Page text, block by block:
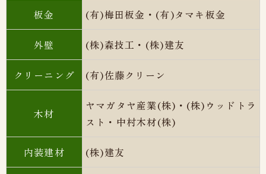
板金 (有)梅田板金・(有)タマキ板金
外壁 (株)森技工・ (株)建友
クリーニング (有)佐藤クリーン
木材
ヤマガタヤ産業(株)・(株)ウッドトラ
スト・中村木材(株)
内装建材 (株)建友